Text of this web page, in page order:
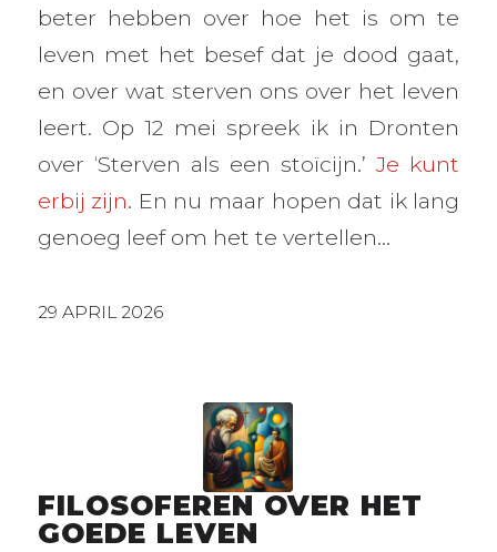
beter hebben over hoe het is om te
leven met het besef dat je dood gaat,
en over wat sterven ons over het leven
leert. Op 12 mei spreek ik in Dronten
over ‘Sterven als een stoïcijn.’Je kunt
erbij zijn. En nu maar hopen dat ik lang
genoeg leef om het te vertellen…
29 APRIL 2026
FILOSOFEREN OVER HET
GOEDE LEVEN